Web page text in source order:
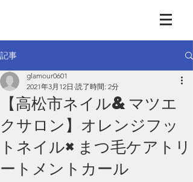
記事
【高松市ネイル&マツエ
クサロン】オレンジフッ
トネイル×まつ毛ケアトリ
ートメントカール
glamour0601
2021年3月12日 読了時間: 2分